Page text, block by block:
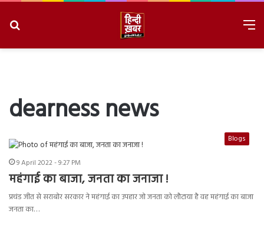
dearness news
Blogs
9 April 2022 - 9:27 PM
महंगाई का बाजा, जनता का जनाजा !
प्रचंड जीत से सराबोर सरकार ने महंगाई का उपहार जो जनता को लौटाया है वह महंगाई का बाजा
जनता का…